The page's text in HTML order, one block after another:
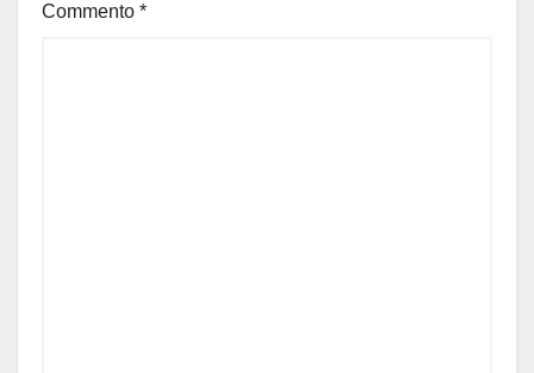
Commento *